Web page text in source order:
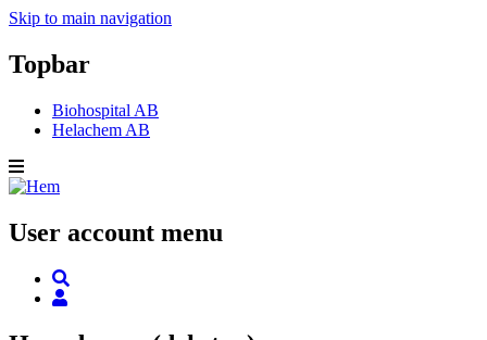
Skip to main navigation
Topbar
Biohospital AB
Helachem AB
User account menu